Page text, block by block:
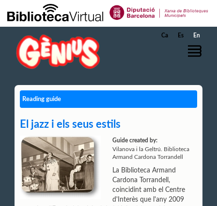
Skip to Main Content
Ca Es En
Reading guide
El jazz i els seus estils
Guide created by:
Vilanova i la Geltrú. Biblioteca
Armand Cardona Torrandell
La Biblioteca Armand
Cardona Torrandell,
coincidint amb el Centre
d'Interès que l'any 2009